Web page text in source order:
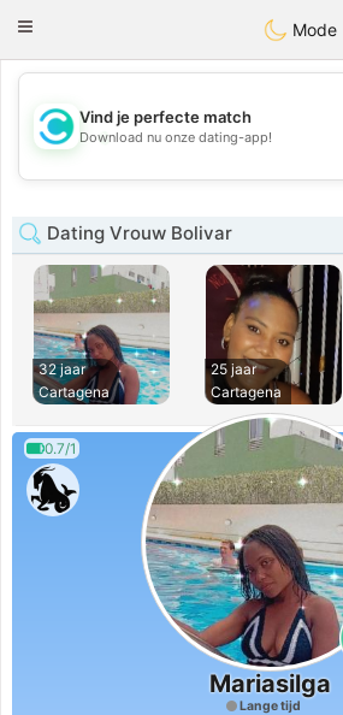
olombiaCitas
Toggle
Mode
💖
💕
Vind je perfecte match
Download nu onze dating-app!
Dating Vrouw Bolivar
32 jaar
Cartagena
25 jaar
Cartagena
0.7/1
Mariasilga
Lange tijd